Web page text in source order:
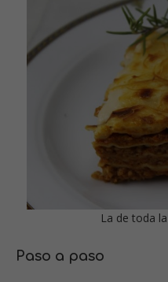
La de toda
Paso a paso